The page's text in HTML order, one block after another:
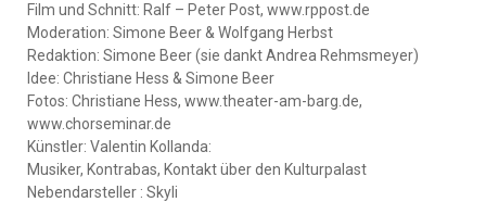
Film und Schnitt: Ralf – Peter Post, www.rppost.de
Moderation: Simone Beer & Wolfgang Herbst
Redaktion: Simone Beer (sie dankt Andrea Rehmsmeyer)
Idee: Christiane Hess & Simone Beer
Fotos: Christiane Hess, www.theater-am-barg.de,
www.chorseminar.de
Künstler: Valentin Kollanda:
Musiker, Kontrabas, Kontakt über den Kulturpalast
Nebendarsteller : Skyli